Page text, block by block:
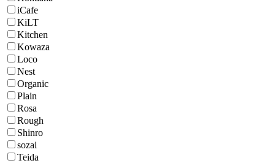
iCafe
KiLT
Kitchen
Kowaza
Loco
Nest
Organic
Plain
Rosa
Rough
Shinro
sozai
Teida